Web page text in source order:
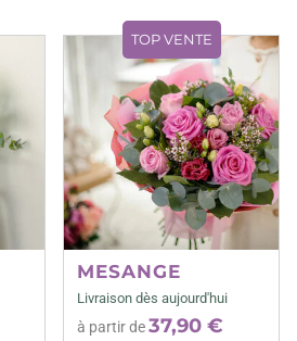
TOP VENTE
MESANGE
Livraison dès aujourd'hui
à partir de37,90 €